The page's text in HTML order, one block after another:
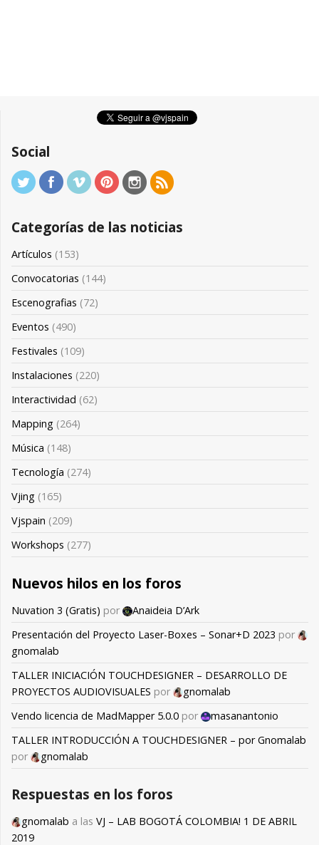
Social
Categorías de las noticias
Artículos (153)
Convocatorias (144)
Escenografias (72)
Eventos (490)
Festivales (109)
Instalaciones (220)
Interactividad (62)
Mapping (264)
Música (148)
Tecnología (274)
Vjing (165)
Vjspain (209)
Workshops (277)
Nuevos hilos en los foros
Nuvation 3 (Gratis) por
Anaideia D’Ark
Presentación del Proyecto Laser-Boxes – Sonar+D 2023 por
gnomalab
TALLER INICIACIÓN TOUCHDESIGNER – DESARROLLO DE
PROYECTOS AUDIOVISUALES por
gnomalab
Vendo licencia de MadMapper 5.0.0 por
masanantonio
TALLER INTRODUCCIÓN A TOUCHDESIGNER – por Gnomalab
por
gnomalab
Respuestas en los foros
gnomalab a las VJ – LAB BOGOTÁ COLOMBIA! 1 DE ABRIL
2019